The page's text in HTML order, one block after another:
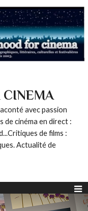
CINEMA
avec passion
de cinéma en direct :
de films :
Actualité de